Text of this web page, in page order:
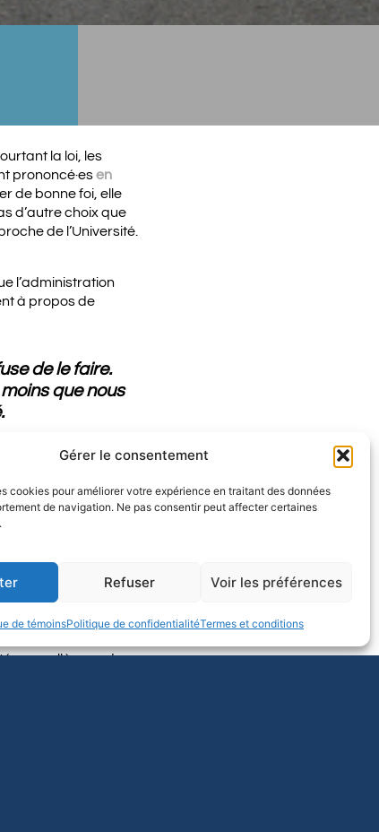
Gérer le consentement
cookies pour améliorer votre expérience en traitant des données
de navigation. Ne pas consentir peut affecter certaines
Refuser Voir les préférences
de témoinsPolitique de confidentialitéTermes et conditions
la loi, les
prononcé·esen
de bonne foi, elle
d’autre choix que
de l’Université.
l’administration
à propos de
de le faire.
que nous
sommes tout à fait
avancer les
l’AMPD, Kirsten
d’université
aux collègues de